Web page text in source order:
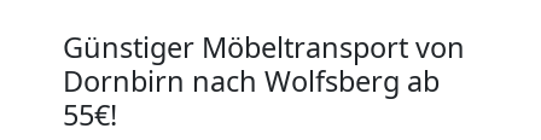
Günstiger Möbeltransport von
Dornbirn nach Wolfsberg ab
55€!
Mann